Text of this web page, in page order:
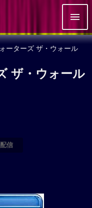
ーターズ ザ・ウォール
ザ・ウォール
信